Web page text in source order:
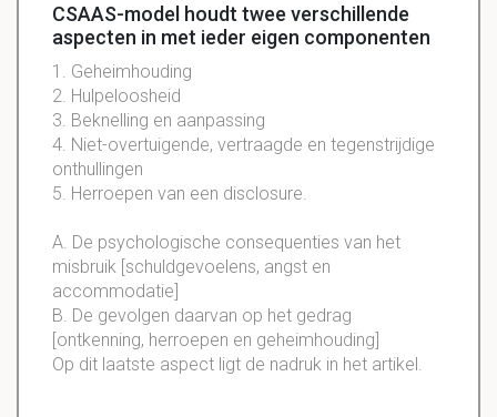
CSAAS-model houdt twee verschillende
aspecten in met ieder eigen componenten
1. Geheimhouding
2. Hulpeloosheid
3. Beknelling en aanpassing
4. Niet-overtuigende, vertraagde en tegenstrijdige
onthullingen
5. Herroepen van een disclosure.
A. De psychologische consequenties van het
misbruik [schuldgevoelens, angst en
accommodatie]
B. De gevolgen daarvan op het gedrag
[ontkenning, herroepen en geheimhouding]
Op dit laatste aspect ligt de nadruk in het artikel.